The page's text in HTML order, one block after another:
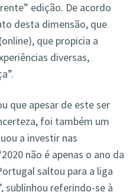
edição. De acordo
desta dimensão, que
que propicia a
diversas,
que apesar de este ser
foi também um
a investir nas
não é apenas o ano da
saltou para a liga
sublinhou referindo-se à